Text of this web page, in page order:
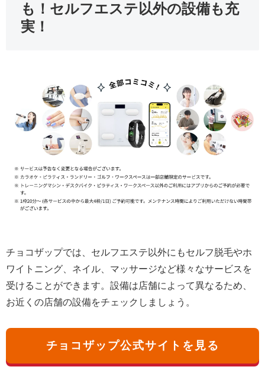
も！セルフエステ以外の設備も充
実！
チョコザップでは、セルフエステ以外にもセルフ脱毛やホ
ワイトニング、ネイル、マッサージなど様々なサービスを
受けることができます。設備は店舗によって異なるため、
お近くの店舗の設備をチェックしましょう。
チョコザップ公式サイトを見る